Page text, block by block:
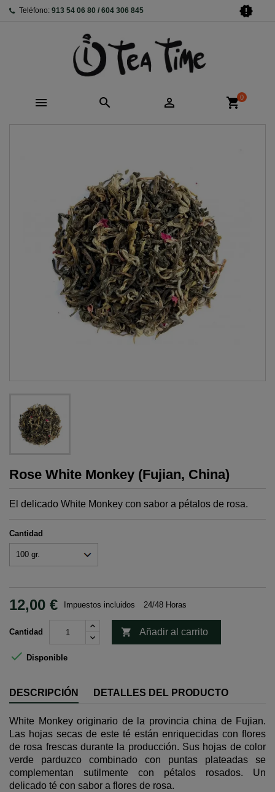
Teléfono: 913 54 06 80 / 604 306 845 new_releases
   shopping_cart0
Rose White Monkey (Fujian, China)
El delicado White Monkey con sabor a pétalos de rosa.
Cantidad
12,00 € Impuestos incluidos 24/48 Horas
Cantidad  Añadir al carrito
 Disponible
DESCRIPCIÓN DETALLES DEL PRODUCTO
White Monkey originario de la provincia china de Fujian.
Las hojas secas de este té están enriquecidas con flores
de rosa frescas durante la producción. Sus hojas de color
verde parduzco combinado con puntas plateadas se
complementan sutilmente con pétalos rosados. Un
delicado té con sabor a flores de rosa.